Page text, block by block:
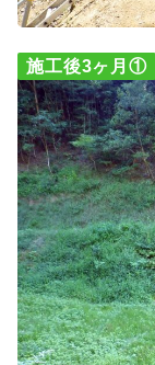
施工後3ヶ月①